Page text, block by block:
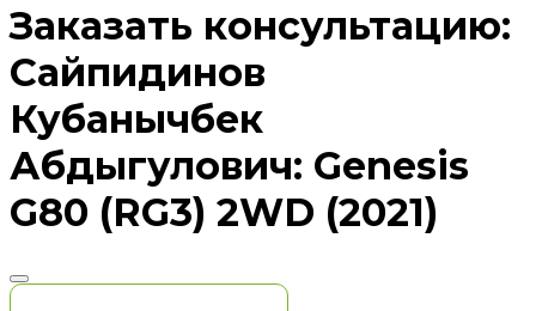
Заказать консультацию:
Сайпидинов
Кубанычбек
Абдыгулович: Genesis
G80 (RG3) 2WD (2021)